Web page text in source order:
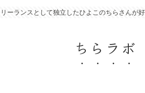
ーランスとして独立したひよこのちらさんが
ちらラボ